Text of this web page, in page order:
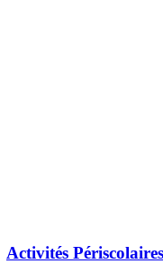
Activités